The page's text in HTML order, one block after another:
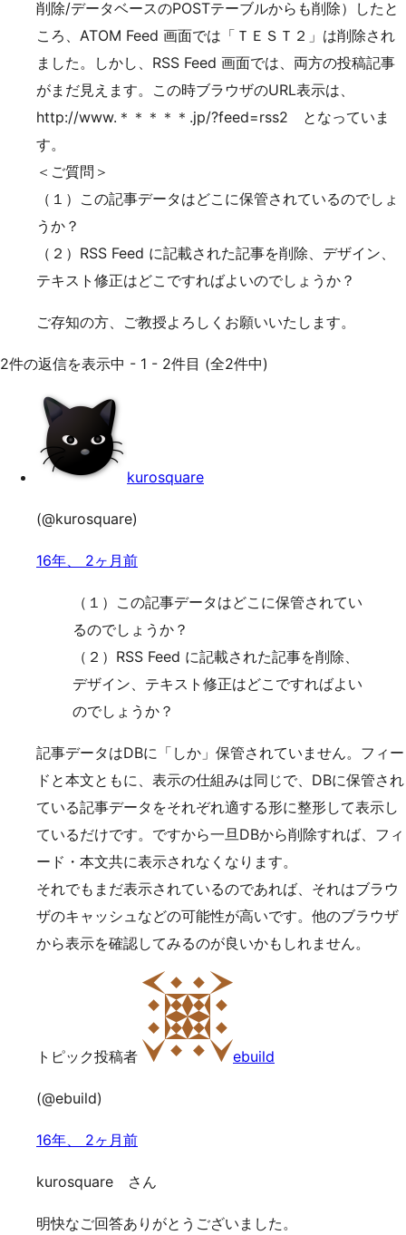
削除/データベースのPOSTテーブルからも削除）したと
ころ、ATOM Feed 画面では「ＴＥＳＴ２」は削除され
ました。しかし、RSS Feed 画面では、両方の投稿記事
がまだ見えます。この時ブラウザのURL表示は、
http://www.＊＊＊＊＊.jp/?feed=rss2 となっていま
す。
＜ご質問＞
（１）この記事データはどこに保管されているのでしょ
うか？
（２）RSS Feed に記載された記事を削除、デザイン、
テキスト修正はどこですればよいのでしょうか？
ご存知の方、ご教授よろしくお願いいたします。
2件の返信を表示中 - 1 - 2件目 (全2件中)
kurosquare
(@kurosquare)
16年、 2ヶ月前
（１）この記事データはどこに保管されてい
るのでしょうか？
（２）RSS Feed に記載された記事を削除、
デザイン、テキスト修正はどこですればよい
のでしょうか？
記事データはDBに「しか」保管されていません。フィー
ドと本文ともに、表示の仕組みは同じで、DBに保管され
ている記事データをそれぞれ適する形に整形して表示し
ているだけです。ですから一旦DBから削除すれば、フィ
ード・本文共に表示されなくなります。
それでもまだ表示されているのであれば、それはブラウ
ザのキャッシュなどの可能性が高いです。他のブラウザ
から表示を確認してみるのが良いかもしれません。
トピック投稿者 ebuild
(@ebuild)
16年、 2ヶ月前
kurosquare さん
明快なご回答ありがとうございました。